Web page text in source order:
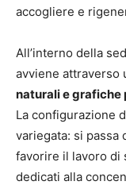
accogliere e
All’interno della
avviene attraverso
naturali e grafiche
La configurazione
variegata: si passa
favorire il lavoro di
dedicati alla